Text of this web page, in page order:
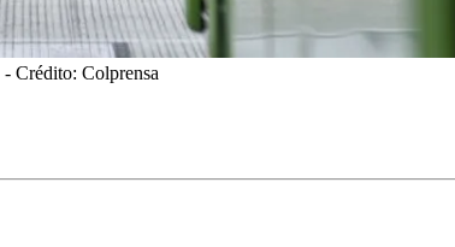
- Crédito: Colprensa